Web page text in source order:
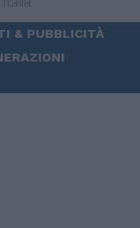
& PUBBLICITÀ